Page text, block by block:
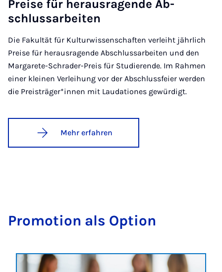
Prei­­­se für her­aus­ra­­­gen­­­de Ab­­­
schluss­a­r­­­bei­ten
Die Fakultät für Kulturwissenschaften verleiht jährlich
Preise für herausragende Abschlussarbeiten und den
Margarete-Schrader-Preis für Studierende. Im Rahmen
einer kleinen Verleihung vor der Abschlussfeier werden
die Preisträger*innen mit Laudationes gewürdigt.
Mehr erfahren
Pro­mo­ti­on als Op­ti­on